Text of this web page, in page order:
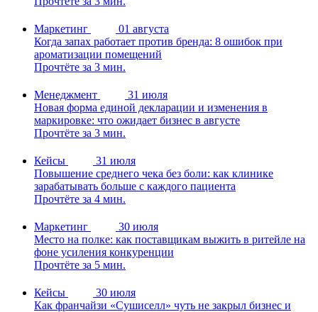
Маркетинг
01 августа
Когда запах работает против бренда: 8 ошибок при
ароматизации помещений
Прочтёте за 3 мин.
Менеджмент
31 июля
Новая форма единой декларации и изменения в
маркировке: что ожидает бизнес в августе
Прочтёте за 3 мин.
Кейсы
31 июля
Повышение среднего чека без боли: как клинике
зарабатывать больше с каждого пациента
Прочтёте за 4 мин.
Маркетинг
30 июля
Место на полке: как поставщикам выжить в ритейле на
фоне усиления конкуренции
Прочтёте за 5 мин.
Кейсы
30 июля
Как франчайзи «Сушиселл» чуть не закрыл бизнес и